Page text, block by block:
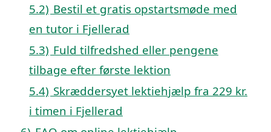
5.2) Bestil et gratis opstartsmøde med
en tutor i Fjellerad
5.3) Fuld tilfredshed eller pengene
tilbage efter første lektion
5.4) Skræddersyet lektiehjælp fra 229 kr.
i timen i Fjellerad